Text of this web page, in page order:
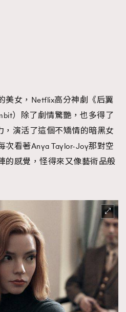
美女，Netflix高分神劇《后翼
）除了劇情驚艷，也多得了
，演活了這個不矯情的暗黑女
看著Anya Taylor-Joy那對空
的感覺，怪得來又像藝術品般